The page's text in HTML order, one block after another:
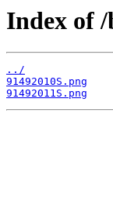
Index of /
../
91492010S.png
91492011S.png